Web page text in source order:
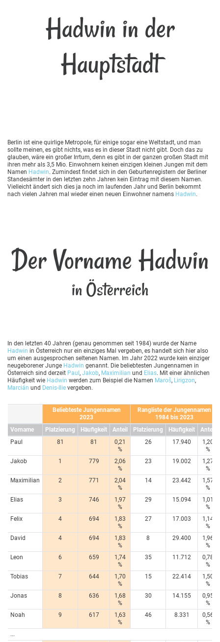
Hadwin in der
Hauptstadt
Berlin ist eine quirlige Metropole, für einige sogar eine Weltstadt, und man
sollte meinen, es gibt nichts, was es in dieser Stadt nicht gibt. Doch das zu
glauben, wäre ein großer Irrtum, denn es gibt in der ganzen großen Stadt mit
ihren mehr als 3,5 Mio. Einwohnern keinen einzigen kleinen Jungen mit dem
Namen Hadwin. Zumindest findet sich in den Geburtenregistern der Berliner
Standesämter in den letzten zehn Jahren kein Eintrag mit diesem Namen.
Vielleicht ändert sich dies ja noch im laufenden Jahr und Berlin bekommt
nach vielen Jahren mal wieder einen neuen Einwohner namens Hadwin.
Der Vorname Hadwin
in Österreich
In den letzten 40 Jahren (genau genommen seit 1984) wurde der Name
Hadwin in Österreich nur ein einziges Mal vergeben, es handelt sich hier also
um einen ausgesprochen seltenen Namen. Im Jahr 2022 wurde kein einziger
neugeborener Junge Hadwin genannt. Die beliebtesten Jungennamen in
Österreich sind derzeit Paul , Jakob, Maximilian und Elias. Mit einer ähnlichen
Häufigkeit wie Hadwin werden zum Beispiel die Namen Maroš, Lirigzon,
Marcián und Denis-Ilie vergeben.
Beliebteste Jungennamen
2023
Rangliste der Jungennamen
1984 bis 2023
Vorname
Platzierung Häufigkeit Anteil Platzierung Häufigkeit
Anteil
Paul
81 81
0,21
%
26 17.940
1,20
%
Jakob
1 779
2,06
%
23 19.002
1,27
%
Maximilian
2 771
2,04
%
14 23.442
1,57
%
Elias
3 746
1,97
%
29 15.094
1,01
%
Felix
4 694
1,83
%
27 17.003
1,14
%
David
4 694
1,83
%
8 29.400
1,96
%
Leon
6 659
1,74
%
35 11.712
0,78
%
Tobias
7 644
1,70
%
15 22.414
1,50
%
Jonas
8 636
1,68
%
30 14.155
0,95
%
Noah
9 617
1,63
%
46 8.331
0,56
%
...